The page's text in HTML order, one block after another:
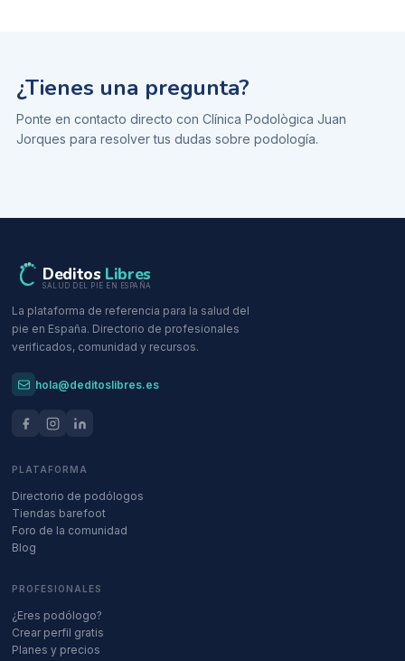
¿Tienes una pregunta?
Ponte en contacto directo con Clínica Podològica Juan
Jorques para resolver tus dudas sobre podología.
Deditos Libres
SALUD DEL PIE EN ESPAÑA
La plataforma de referencia para la salud del
pie en España. Directorio de profesionales
verificados, comunidad y recursos.
hola@deditoslibres.es
PLATAFORMA
Directorio de podólogos
Tiendas barefoot
Foro de la comunidad
Blog
PROFESIONALES
¿Eres podólogo?
Crear perfil gratis
Planes y precios